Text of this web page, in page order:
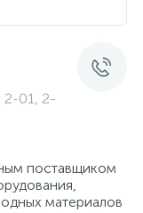
2-01, 2-
поставщиком
материалов
колодки